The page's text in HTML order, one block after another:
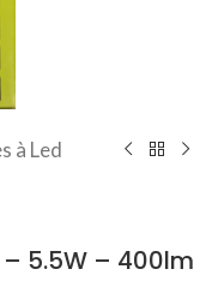
à Led
5.5W – 400lm